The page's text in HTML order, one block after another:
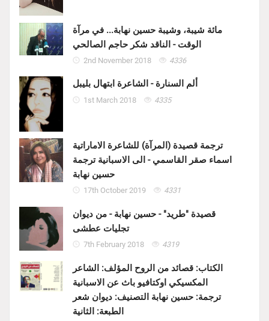
مائة شيبة، وشيبة حسين نهابة... في مرآة
الوقت - الناقد شكر حاجم الصالحي
2nd November 2018 4336
ألم السنارة - الشاعرة ابتهال بليبل
1st March 2018 4335
ترجمة قصيدة (المرآة) للشاعرة الاماراتية
اسماء صقر القاسمي - الى الاسبانية ترجمة
حسين نهابة
17th October 2019 4331
قصيدة "طريد" - حسين نهابة - من ديوان
تجليات عطشى
7th February 2018 4319
الكتاب: قصائد من الروح المؤلف: الشاعر
المكسيكي اوكتافيو باث عن الاسبانية
ترجمة: حسين نهابة التصنيف: ديوان شعر
الطبعة: الثانية